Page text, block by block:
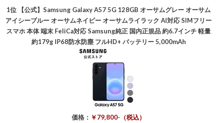
1位
【公式】Samsung Galaxy A57 5G 128GB オーサムグレー オーサム
アイシーブルー オーサムネイビー オーサムライラック AI対応 SIMフリー
スマホ 本体 端末 FeliCa対応 Samsung純正 国内正規品 約6.7インチ 軽量
約179g IP68防水防塵 フルHD+ バッテリー 5,000mAh
価格： ￥79,800-（税込）